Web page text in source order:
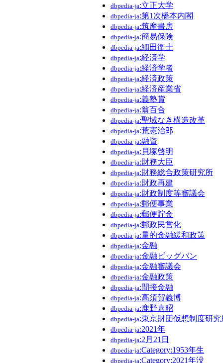
dbpedia-ja:立正大学
dbpedia-ja:第1次橋本内閣
dbpedia-ja:筑摩書房
dbpedia-ja:簡易保険
dbpedia-ja:細田衛士
dbpedia-ja:経済学
dbpedia-ja:経済学者
dbpedia-ja:経済政策
dbpedia-ja:経済産業省
dbpedia-ja:義塾賞
dbpedia-ja:翁百合
dbpedia-ja:聖域なき構造改革
dbpedia-ja:荒憲治郎
dbpedia-ja:融資
dbpedia-ja:貝塚啓明
dbpedia-ja:財務大臣
dbpedia-ja:財務総合政策研究所
dbpedia-ja:財政再建
dbpedia-ja:財政制度等審議会
dbpedia-ja:郵便事業
dbpedia-ja:郵便貯金
dbpedia-ja:郵政民営化
dbpedia-ja:量的金融緩和政策
dbpedia-ja:金融
dbpedia-ja:金融ビッグバン
dbpedia-ja:金融審議会
dbpedia-ja:金融政策
dbpedia-ja:間接金融
dbpedia-ja:高須賀義博
dbpedia-ja:鹿野嘉昭
dbpedia-ja:東京財団仮想制度研究
dbpedia-ja:2021年
dbpedia-ja:2月21日
dbpedia-ja:Category:1953年生
dbpedia-ja:Category:2021年没